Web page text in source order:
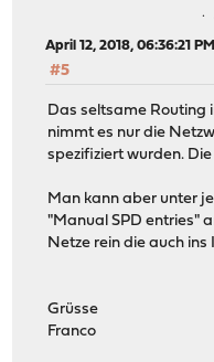
April 12, 2018, 06:36:21 PM
#5
Das seltsame Routing
nimmt es nur die
spezifiziert wurden.
Man kann aber unter
"Manual SPD entries"
Netze rein die auch
Grüsse
Franco